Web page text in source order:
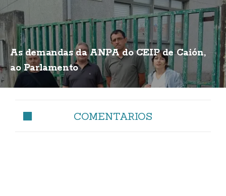
As demandas da ANPA do CEIP de Caión,
ao Parlamento
COMENTARIOS